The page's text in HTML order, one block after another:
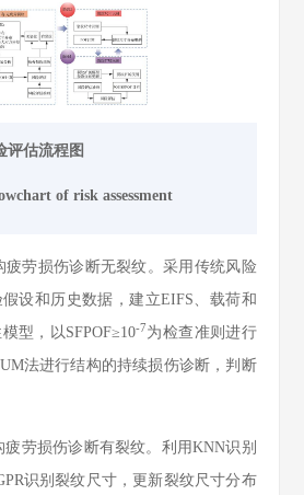
评估流程图
of risk assessment
疲劳损伤诊断无裂纹。采用传统风险
设和历史数据，建立EIFS、载荷和
型，以SFPOF≥10-7为检查准则进行
法进行结构的持续损伤诊断，判断
疲劳损伤诊断有裂纹。利用KNN识别
识别裂纹尺寸，更新裂纹尺寸分布